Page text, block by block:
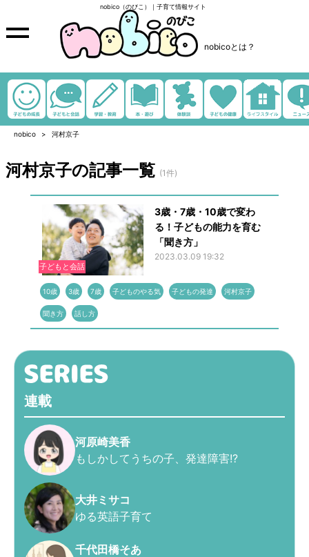
nobico（のびこ）｜子育て情報サイト
nobicoとは？
nobico 河村京子
河村京子の記事一覧 (1件)
子どもと会話
3歳・7歳・10歳で変わ
る！子どもの能力を育む
「聞き方」
2023.03.09 19:32
10歳 3歳 7歳 子どものやる気 子どもの発達 河村京子
聞き方 話し方
連載
河原崎美香
もしかしてうちの子、発達障害!?
大井ミサコ
ゆる英語子育て
千代田橋そあ